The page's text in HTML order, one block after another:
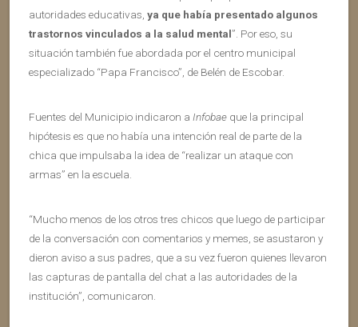
autoridades educativas, ya que había presentado algunos
trastornos vinculados a la salud mental”. Por eso, su
situación también fue abordada por el centro municipal
especializado “Papa Francisco”, de Belén de Escobar.
Fuentes del Municipio indicaron a Infobae que la principal
hipótesis es que no había una intención real de parte de la
chica que impulsaba la idea de “realizar un ataque con
armas” en la escuela.
“Mucho menos de los otros tres chicos que luego de participar
de la conversación con comentarios y memes, se asustaron y
dieron aviso a sus padres, que a su vez fueron quienes llevaron
las capturas de pantalla del chat a las autoridades de la
institución”, comunicaron.